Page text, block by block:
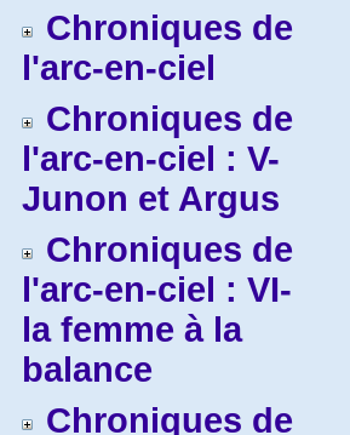
Chroniques de
l'arc-en-ciel
Chroniques de
l'arc-en-ciel : V-
Junon et Argus
Chroniques de
l'arc-en-ciel : VI-
la femme à la
balance
Chroniques de